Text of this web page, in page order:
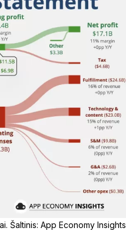
Šaltinis: App Economy Insights